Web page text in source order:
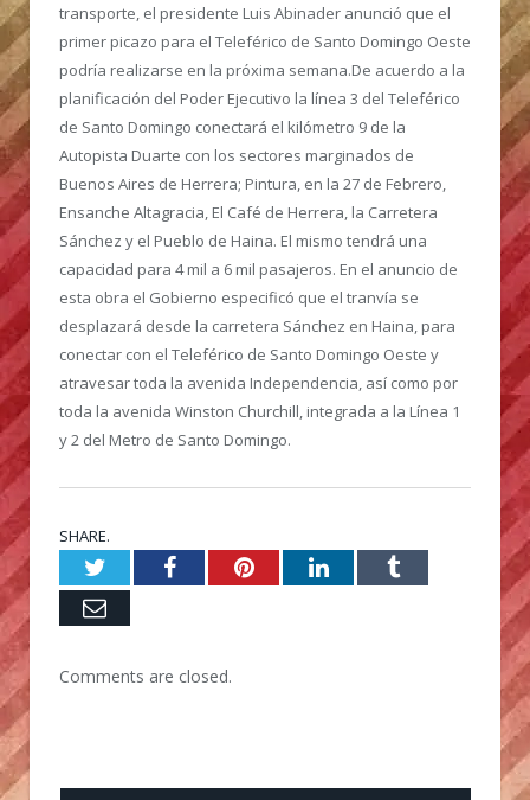
transporte, el presidente Luis Abinader anunció que el
primer picazo para el Teleférico de Santo Domingo Oeste
podría realizarse en la próxima semana.De acuerdo a la
planificación del Poder Ejecutivo la línea 3 del Teleférico
de Santo Domingo conectará el kilómetro 9 de la
Autopista Duarte con los sectores marginados de
Buenos Aires de Herrera; Pintura, en la 27 de Febrero,
Ensanche Altagracia, El Café de Herrera, la Carretera
Sánchez y el Pueblo de Haina. El mismo tendrá una
capacidad para 4 mil a 6 mil pasajeros. En el anuncio de
esta obra el Gobierno especificó que el tranvía se
desplazará desde la carretera Sánchez en Haina, para
conectar con el Teleférico de Santo Domingo Oeste y
atravesar toda la avenida Independencia, así como por
toda la avenida Winston Churchill, integrada a la Línea 1
y 2 del Metro de Santo Domingo.
SHARE.
TwitterFacebookPinterestLinkedInTumblr
Email
Comments are closed.